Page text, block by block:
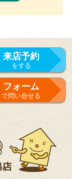
来店予約
をする
フォーム
で問い合せる